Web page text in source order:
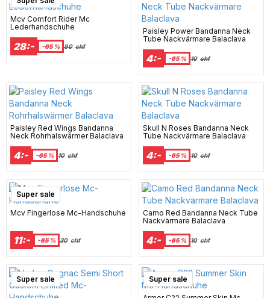
Mcv Comfort Rider Mc
Lederhandschuhe
28:- -65 % 80 chf
Paisley Power Bandanna Neck
Tube Nackvärmare Balaclava
4:- -65 % 10 chf
Paisley Red Wings Bandanna
Neck Rohrhalswärmer Balaclava
4:- -65 % 10 chf
Skull N Roses Bandanna Neck
Tube Nackvärmare Balaclava
4:- -65 % 10 chf
Super sale
Mcv Fingerlose Mc-Handschuhe
11:- -65 % 30 chf
Camo Red Bandanna Neck Tube
Nackvärmare Balaclava
4:- -65 % 10 chf
Super sale Super sale